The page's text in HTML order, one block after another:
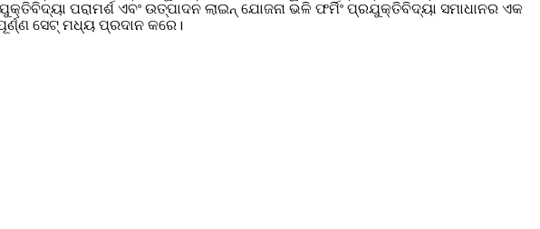
ପରାମର୍ଶ ଏବଂ ଉତ୍ପାଦନ ଲାଇନ୍ ଯୋଜନା ଭଳି ଫର୍ମିଂ ପ୍ରଯୁକ୍ତିବିଦ୍ୟା ସମାଧାନର ଏକ
ସେଟ୍ ମଧ୍ୟ ପ୍ରଦାନ କରେ।